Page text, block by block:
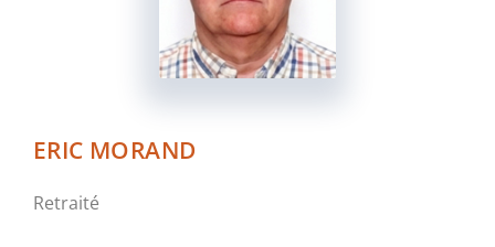
ERIC MORAND
Retraité